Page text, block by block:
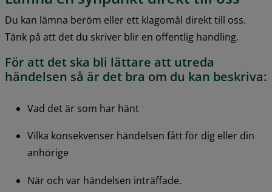
Du kan lämna beröm eller ett klagomål direkt till oss.
Tänk på att det du skriver blir en offentlig handling.
För att det ska bli lättare att utreda
händelsen så är det bra om du kan beskriva:
Vad det är som har hänt
Vilka konsekvenser händelsen fått för dig eller din
anhörige
När och var händelsen inträffade.